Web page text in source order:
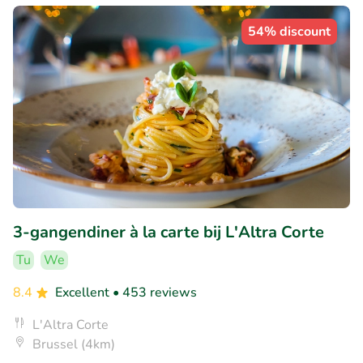
54% discount
3-gangendiner à la carte bij L'Altra Corte
Tu
We
8.4
Excellent • 453 reviews
L'Altra Corte
Brussel (4km)